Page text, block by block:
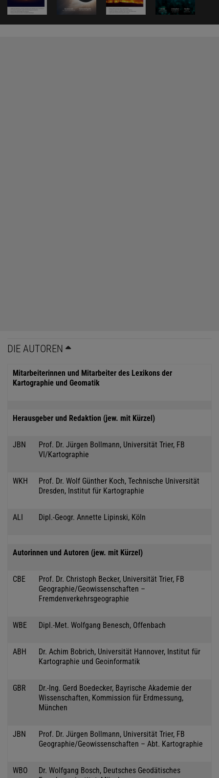
DIE AUTOREN
Mitarbeiterinnen und Mitarbeiter des Lexikons der
Kartographie und Geomatik
Herausgeber und Redaktion (jew. mit Kürzel)
JBN
Prof. Dr. Jürgen Bollmann, Universität Trier, FB
VI/Kartographie
WKH
Prof. Dr. Wolf Günther Koch, Technische Universität
Dresden, Institut für Kartographie
ALI Dipl.-Geogr. Annette Lipinski, Köln
Autorinnen und Autoren (jew. mit Kürzel)
CBE
Prof. Dr. Christoph Becker, Universität Trier, FB
Geographie/Geowissenschaften –
Fremdenverkehrsgeographie
WBE Dipl.-Met. Wolfgang Benesch, Offenbach
ABH
Dr. Achim Bobrich, Universität Hannover, Institut für
Kartographie und Geoinformatik
GBR
Dr.-Ing. Gerd Boedecker, Bayrische Akademie der
Wissenschaften, Kommission für Erdmessung,
München
JBN
Prof. Dr. Jürgen Bollmann, Universität Trier, FB
Geographie/Geowissenschaften – Abt. Kartographie
WBO
Dr. Wolfgang Bosch, Deutsches Geodätisches